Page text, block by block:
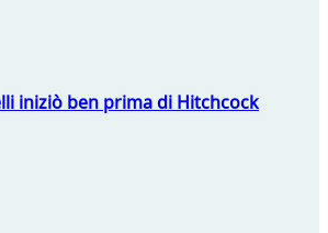
iniziò ben prima di Hitchcock